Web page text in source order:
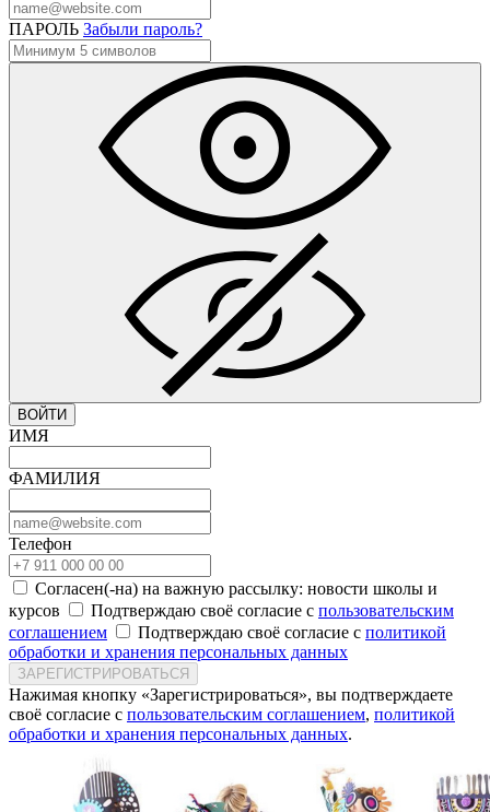
ПАРОЛЬ Забыли пароль?
ВОЙТИ
ИМЯ
ФАМИЛИЯ
Телефон
Согласен(-на) на важную рассылку: новости школы и
курсов
Подтверждаю своё согласие с пользовательским
соглашением
Подтверждаю своё согласие с политикой
обработки и хранения персональных данных
ЗАРЕГИСТРИРОВАТЬСЯ
Нажимая кнопку «Зарегистрироваться», вы подтверждаете
своё согласие с пользовательским соглашением, политикой
обработки и хранения персональных данных.